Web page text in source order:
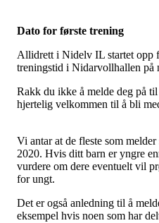
Dato for første trening
Allidrett i Nidelv IL startet opp
treningstid i Nidarvollhallen på
Rakk du ikke å melde deg på
hjertelig velkommen til å bli
Vi antar at de fleste som
2020. Hvis ditt barn er yngre
vurdere om dere eventuelt vil
for ungt.
Det er også anledning til å
eksempel hvis noen som har